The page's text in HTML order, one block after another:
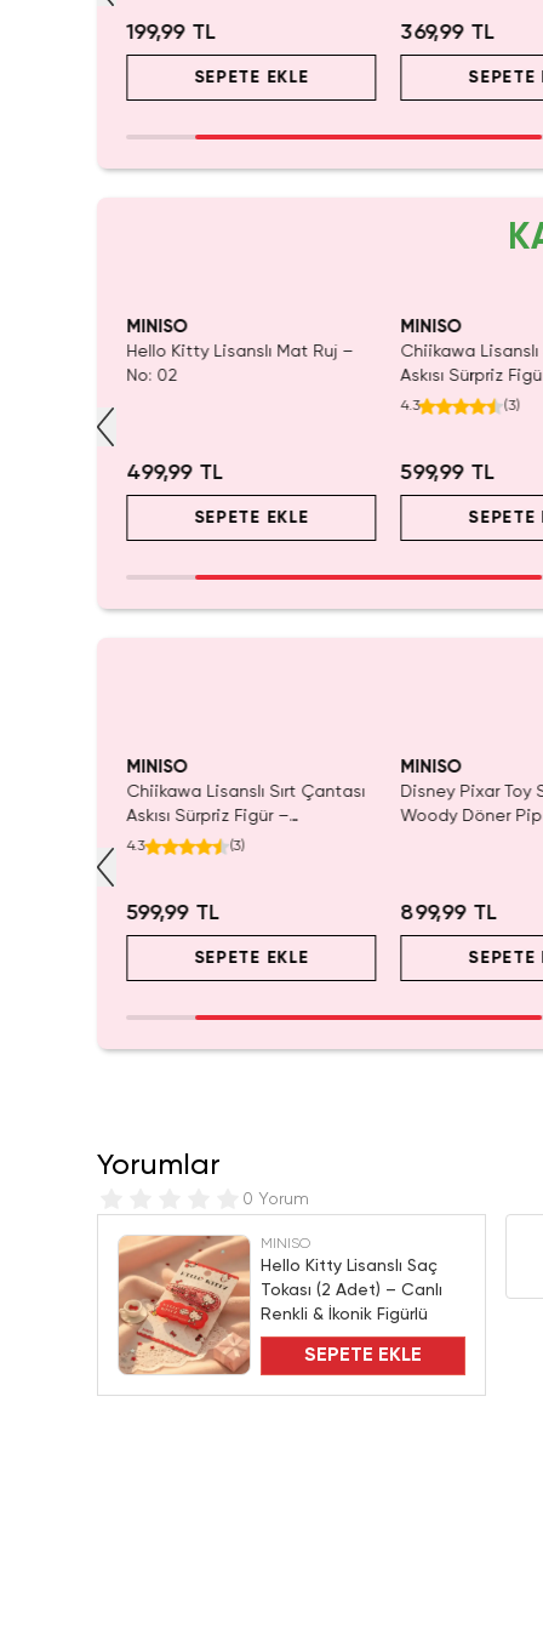
369,99 TL
SEPETE EKLE
% 20
Hello Kitty Lisanslı Mat Ruj –
499,99 TL
SEPETE EKLE
Chiikawa Lisanslı Sırt
Askısı Sürpriz Figür –
Koleksiyonluk Blind Box
(3)
599,99 TL
SEPETE EKLE
MINISO
Chiikawa Lisanslı Sırt Çantası
Askısı Sürpriz Figür –
Koleksiyonluk Blind Box
4.3 (3)
599,99 TL
SEPETE EKLE
MINISO
Disney Pixar Toy
Woody Döner
899,99 TL
SEPETE
Yorumlar
0 Yorum
MINISO
Hello Kitty Lisanslı Saç
Tokası (2 Adet) – Canlı
Renkli & İkonik Figürlü
SEPETE EKLE